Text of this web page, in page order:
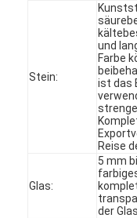
Qualitätskontrolle
Kontakt mit uns
Neuigkeiten
Stein:
und
Farbe
ist das
Reise
Glas:
5 mm
der